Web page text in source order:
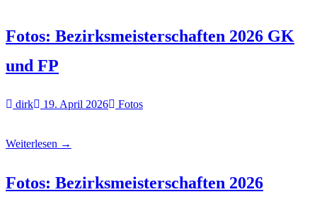
Fotos: Bezirksmeisterschaften 2026 GK
und FP
dirk 19. April 2026 Fotos
Weiterlesen →
Fotos: Bezirksmeisterschaften 2026